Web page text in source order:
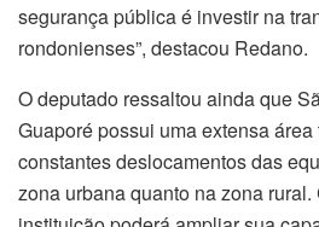
segurança pública é investir na
rondonienses”, destacou Redano.
O deputado ressaltou ainda que
Guaporé possui uma extensa
constantes deslocamentos das
zona urbana quanto na zona